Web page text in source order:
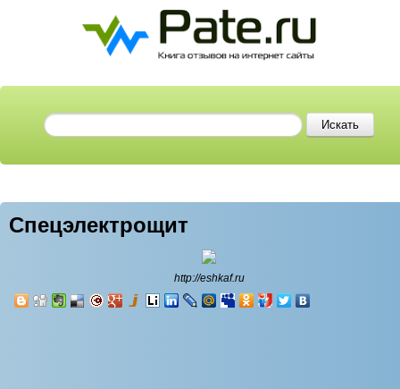
Спецэлектрощит
http://eshkaf.ru